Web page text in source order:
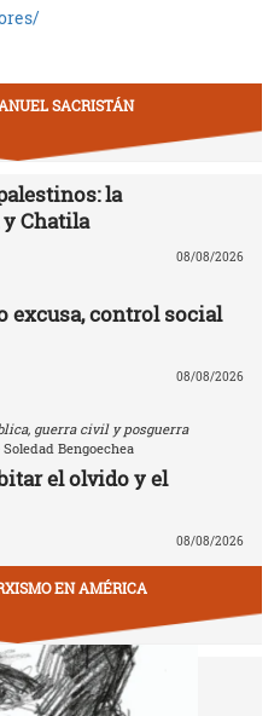
SACRISTÁN
la
Chatila
08/08/2026
excusa, control social
08/08/2026
guerra civil y posguerra
Bengoechea
el olvido y el
08/08/2026
EN AMÉRICA